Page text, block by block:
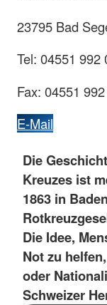
23795 Bad
Tel: 04551 992
Fax: 04551
E-Mail
Die
Kreuzes ist
1863 in
Die Idee,
Not zu
oder
Schweizer